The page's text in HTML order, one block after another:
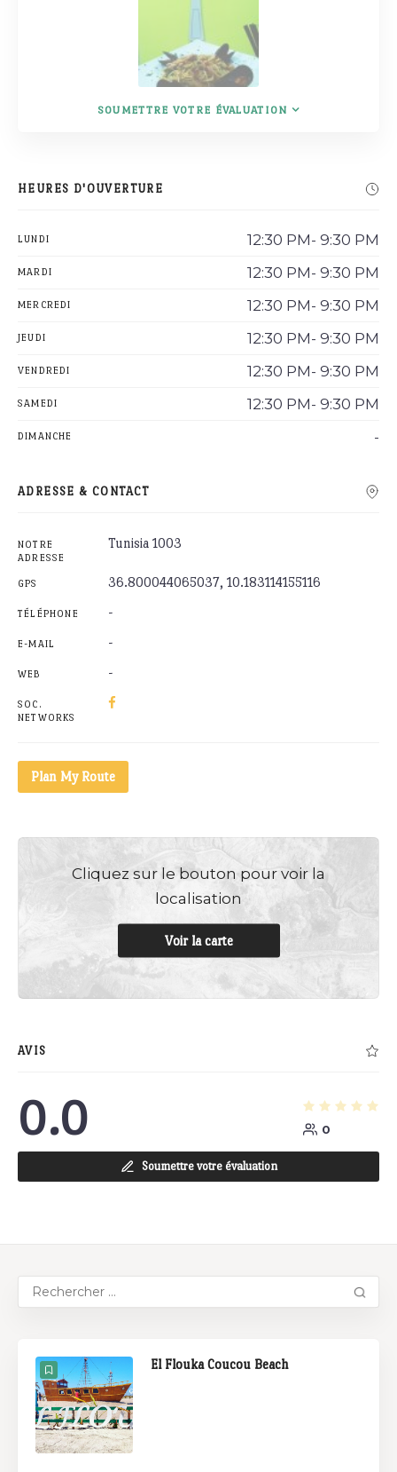
SOUMETTRE VOTRE ÉVALUATION
HEURES D'OUVERTURE
LUNDI 12:30 PM- 9:30 PM
MARDI 12:30 PM- 9:30 PM
MERCREDI 12:30 PM- 9:30 PM
JEUDI 12:30 PM- 9:30 PM
VENDREDI 12:30 PM- 9:30 PM
SAMEDI 12:30 PM- 9:30 PM
DIMANCHE -
ADRESSE & CONTACT
NOTRE
ADRESSE
Tunisia 1003
GPS 36.800044065037, 10.183114155116
TÉLÉPHONE -
E-MAIL -
WEB -
SOC.
NETWORKS
Plan My Route
Cliquez sur le bouton pour voir la
localisation
Voir la carte
AVIS
0.0 0
Soumettre votre évaluation
El Flouka Coucou Beach